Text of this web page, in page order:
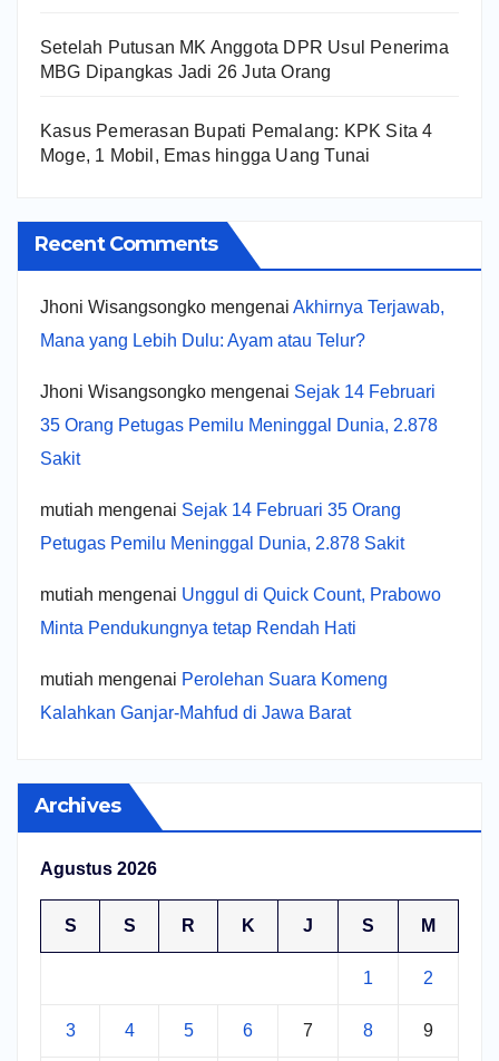
Setelah Putusan MK Anggota DPR Usul Penerima
MBG Dipangkas Jadi 26 Juta Orang
Kasus Pemerasan Bupati Pemalang: KPK Sita 4
Moge, 1 Mobil, Emas hingga Uang Tunai
Recent Comments
Jhoni Wisangsongko mengenai Akhirnya Terjawab,
Mana yang Lebih Dulu: Ayam atau Telur?
Jhoni Wisangsongko mengenai Sejak 14 Februari
35 Orang Petugas Pemilu Meninggal Dunia, 2.878
Sakit
mutiah mengenai Sejak 14 Februari 35 Orang
Petugas Pemilu Meninggal Dunia, 2.878 Sakit
mutiah mengenai Unggul di Quick Count, Prabowo
Minta Pendukungnya tetap Rendah Hati
mutiah mengenai Perolehan Suara Komeng
Kalahkan Ganjar-Mahfud di Jawa Barat
Archives
Agustus 2026
S S R K J S M
1 2
3 4 5 6 7 8 9